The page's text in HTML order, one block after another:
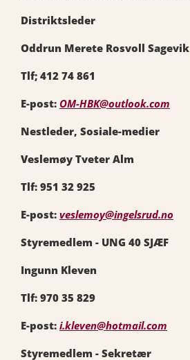
Distriktsleder
Oddrun Merete Rosvoll Sagevik
Tlf; 412 74 861
E-post: OM-HBK@outlook.com
Nestleder, Sosiale-medier
Veslemøy Tveter Alm
Tlf: 951 32 925
E-post: veslemoy@ingelsrud.no
Styremedlem - UNG 40 SJÆF
Ingunn Kleven
Tlf: 970 35 829
E-post: i.kleven@hotmail.com
Styremedlem - Sekretær